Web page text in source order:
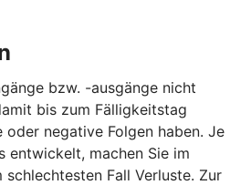
bzw. -ausgänge nicht
bis zum Fälligkeitstag
negative Folgen haben. Je
entwickelt, machen Sie im
schlechtesten Fall Verluste. Zur